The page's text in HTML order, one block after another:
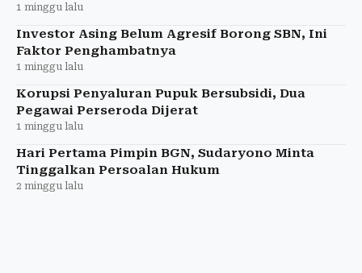
1 minggu lalu
Investor Asing Belum Agresif Borong SBN, Ini
Faktor Penghambatnya
1 minggu lalu
Korupsi Penyaluran Pupuk Bersubsidi, Dua
Pegawai Perseroda Dijerat
1 minggu lalu
Hari Pertama Pimpin BGN, Sudaryono Minta
Tinggalkan Persoalan Hukum
2 minggu lalu